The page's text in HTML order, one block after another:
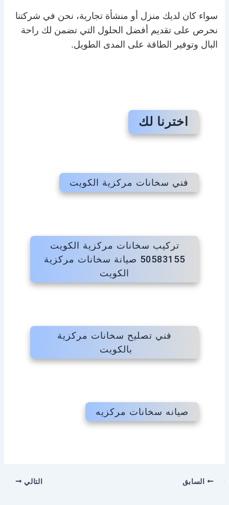
سواء كان لديك منزل أو منشأة تجارية، نحن في شركتنا
نحرص على تقديم أفضل الحلول التي تضمن لك راحة
البال وتوفير الطاقة على المدى الطويل.
اخترنا لك
فني سخانات مركزية الكويت
تركيب سخانات مركزية الكويت
50583155 صيانة سخانات مركزية
الكويت
فني تصليح سخانات مركزية
بالكويت
صيانه سخانات مركزيه
السابق التالي